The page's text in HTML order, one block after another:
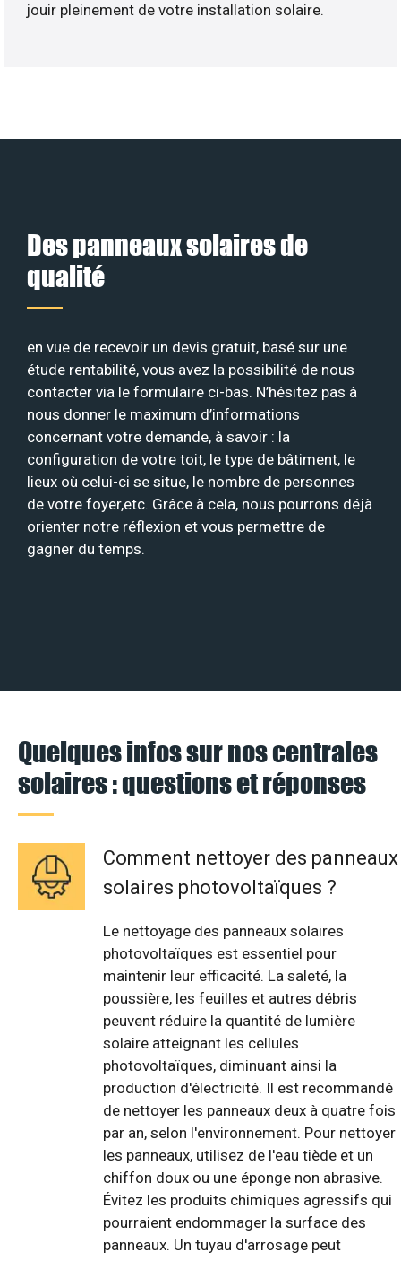
jouir pleinement de votre installation solaire.
Des panneaux solaires de
qualité
en vue de recevoir un devis gratuit, basé sur une
étude rentabilité, vous avez la possibilité de nous
contacter via le formulaire ci-bas. N’hésitez pas à
nous donner le maximum d’informations
concernant votre demande, à savoir : la
configuration de votre toit, le type de bâtiment, le
lieux où celui-ci se situe, le nombre de personnes
de votre foyer,etc. Grâce à cela, nous pourrons déjà
orienter notre réflexion et vous permettre de
gagner du temps.
Quelques infos sur nos centrales
solaires : questions et réponses
Comment nettoyer des panneaux
solaires photovoltaïques ?
Le nettoyage des panneaux solaires
photovoltaïques est essentiel pour
maintenir leur efficacité. La saleté, la
poussière, les feuilles et autres débris
peuvent réduire la quantité de lumière
solaire atteignant les cellules
photovoltaïques, diminuant ainsi la
production d'électricité. Il est recommandé
de nettoyer les panneaux deux à quatre fois
par an, selon l'environnement. Pour nettoyer
les panneaux, utilisez de l'eau tiède et un
chiffon doux ou une éponge non abrasive.
Évitez les produits chimiques agressifs qui
pourraient endommager la surface des
panneaux. Un tuyau d'arrosage peut